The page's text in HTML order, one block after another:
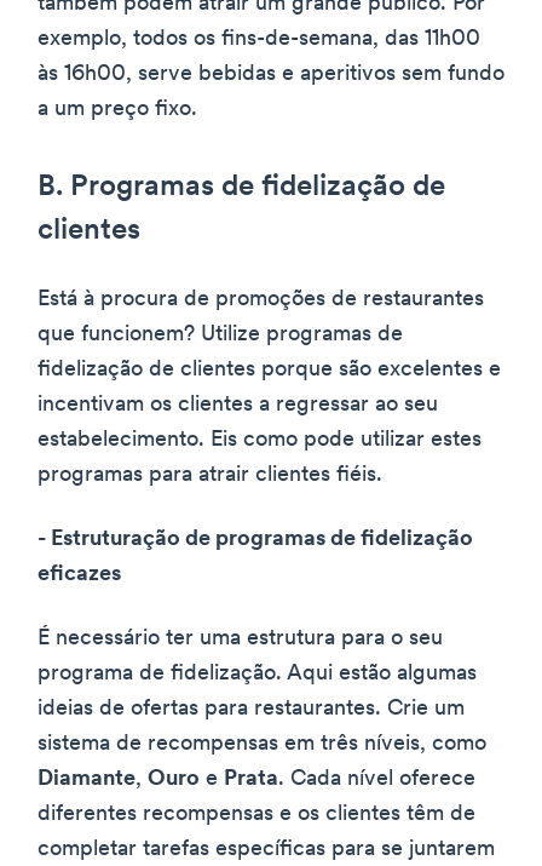
exemplo, todos os fins-de-semana, das 11h00
às 16h00, serve bebidas e aperitivos sem fundo
a um preço fixo.
B. Programas de fidelização de
clientes
Está à procura de promoções de restaurantes
que funcionem? Utilize programas de
fidelização de clientes porque são excelentes e
incentivam os clientes a regressar ao seu
estabelecimento. Eis como pode utilizar estes
programas para atrair clientes fiéis.
- Estruturação de programas de fidelização
eficazes
É necessário ter uma estrutura para o seu
programa de fidelização. Aqui estão algumas
ideias de ofertas para restaurantes. Crie um
sistema de recompensas em três níveis, como
Diamante, Ouro e Prata. Cada nível oferece
diferentes recompensas e os clientes têm de
completar tarefas específicas para se juntarem